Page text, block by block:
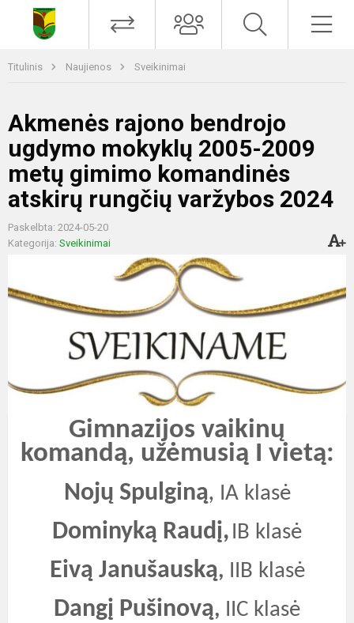
Titulinis Naujienos Sveikinimai
Akmenės rajono bendrojo
ugdymo mokyklų 2005-2009
metų gimimo komandinės
atskirų rungčių varžybos 2024
Paskelbta: 2024-05-20
Kategorija: Sveikinimai
Gimnazijos vaikinų
komandą, užėmusią I vietą:
Nojų Spulginą, IA klasė
Dominyką Raudį, IB klasė
Eivą Janušauską, IIB klasė
Dangį Pušinovą, IIC klasė